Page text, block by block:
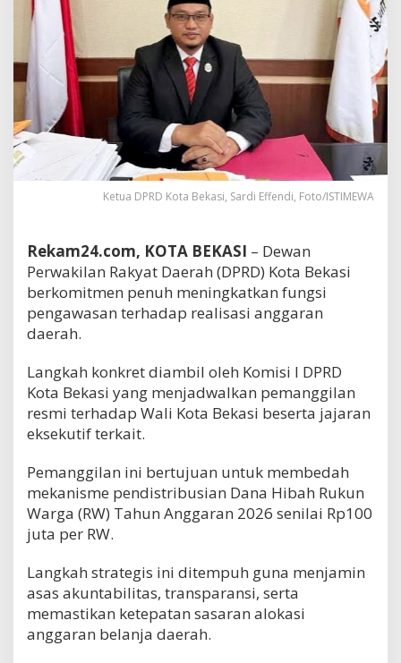
Ketua DPRD Kota Bekasi, Sardi Effendi, Foto/ISTIMEWA
Rekam24.com, KOTA BEKASI – Dewan
Perwakilan Rakyat Daerah (DPRD) Kota Bekasi
berkomitmen penuh meningkatkan fungsi
pengawasan terhadap realisasi anggaran
daerah.
Langkah konkret diambil oleh Komisi I DPRD
Kota Bekasi yang menjadwalkan pemanggilan
resmi terhadap Wali Kota Bekasi beserta jajaran
eksekutif terkait.
Pemanggilan ini bertujuan untuk membedah
mekanisme pendistribusian Dana Hibah Rukun
Warga (RW) Tahun Anggaran 2026 senilai Rp100
juta per RW.
​Langkah strategis ini ditempuh guna menjamin
asas akuntabilitas, transparansi, serta
memastikan ketepatan sasaran alokasi
anggaran belanja daerah.